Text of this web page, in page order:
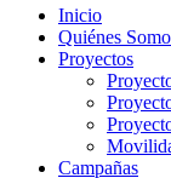
Inicio
Quiénes
Proyectos
Campañas